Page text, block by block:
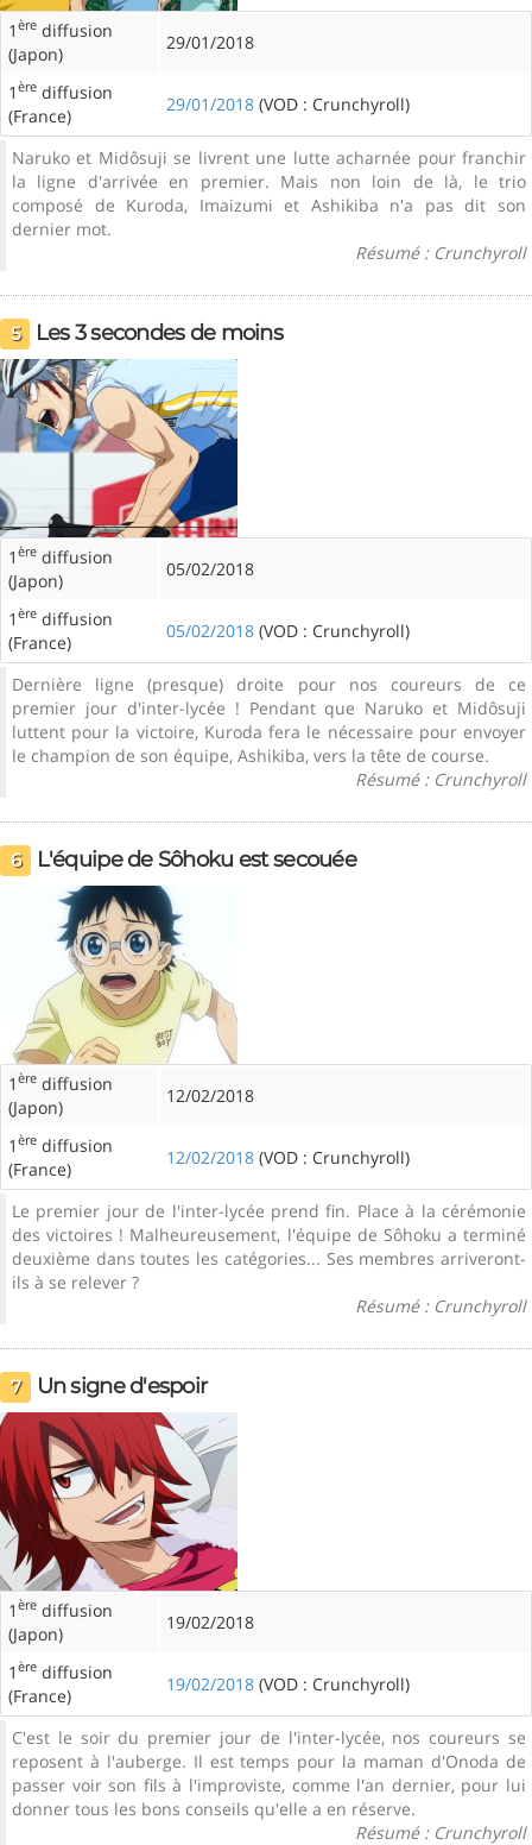
1 ère diffusion
(Japon)
29/01/2018
1 ère diffusion
(France)
29/01/2018 (VOD : Crunchyroll)
Naruko et Midôsuji se livrent une lutte acharnée pour franchir
la ligne d'arrivée en premier. Mais non loin de là, le trio
composé de Kuroda, Imaizumi et Ashikiba n'a pas dit son
dernier mot.
Résumé : Crunchyroll
5 Les 3 secondes de moins
1 ère diffusion
(Japon)
05/02/2018
1 ère diffusion
(France)
05/02/2018 (VOD : Crunchyroll)
Dernière ligne (presque) droite pour nos coureurs de ce
premier jour d'inter-lycée ! Pendant que Naruko et Midôsuji
luttent pour la victoire, Kuroda fera le nécessaire pour envoyer
le champion de son équipe, Ashikiba, vers la tête de course.
Résumé : Crunchyroll
6 L'équipe de Sôhoku est secouée
1 ère diffusion
(Japon)
12/02/2018
1 ère diffusion
(France)
12/02/2018 (VOD : Crunchyroll)
Le premier jour de l'inter-lycée prend fin. Place à la cérémonie
des victoires ! Malheureusement, l'équipe de Sôhoku a terminé
deuxième dans toutes les catégories... Ses membres arriveront-
ils à se relever ?
Résumé : Crunchyroll
7 Un signe d'espoir
1 ère diffusion
(Japon)
19/02/2018
1 ère diffusion
(France)
19/02/2018 (VOD : Crunchyroll)
C'est le soir du premier jour de l'inter-lycée, nos coureurs se
reposent à l'auberge. Il est temps pour la maman d'Onoda de
passer voir son fils à l'improviste, comme l'an dernier, pour lui
donner tous les bons conseils qu'elle a en réserve.
Résumé : Crunchyroll